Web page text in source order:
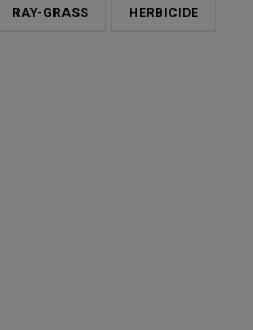
RAY-GRASS HERBICIDE